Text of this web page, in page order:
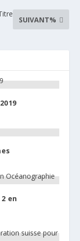
SUIVANT%
en